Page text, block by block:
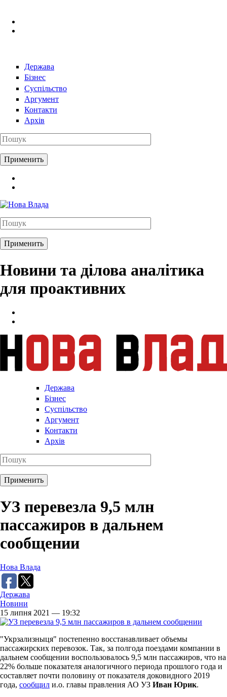
Держава
Бізнес
Суспільство
Аргумент
Контакти
Архів
Новини та ділова аналітика
для проактивних
Держава
Бізнес
Суспільство
Аргумент
Контакти
Архів
УЗ перевезла 9,5 млн
пассажиров в дальнем
сообщении
Нова Влада
Держава
Новини
15 липня 2021 — 19:32
"Укрзализныця" постепенно восстанавливает объемы
пассажирских перевозок. Так, за полгода поездами компании в
дальнем сообщении воспользовалось 9,5 млн пассажиров, что на
22% больше показателя аналогичного периода прошлого года и
составляет почти половину от показателя доковидного 2019
года, сообщил и.о. главы правления АО УЗ Иван Юрик.